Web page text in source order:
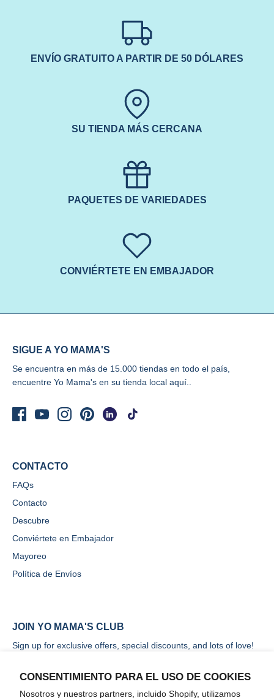
CONSENTIMIENTO PARA EL USO DE COOKIES
Nosotros y nuestros partners, incluido Shopify, utilizamos
ENVÍO GRATUITO A PARTIR DE 50 DÓLARES
SU TIENDA MÁS CERCANA
PAQUETES DE VARIEDADES
CONVIÉRTETE EN EMBAJADOR
SIGUE A YO MAMA'S
Se encuentra en más de 15.000 tiendas en todo el país,
encuentre Yo Mama's en su tienda local aquí..
CONTACTO
FAQs
Contacto
Descubre
Conviértete en Embajador
Mayoreo
Política de Envíos
JOIN YO MAMA'S CLUB
Sign up for exclusive offers, special discounts, and lots of love!